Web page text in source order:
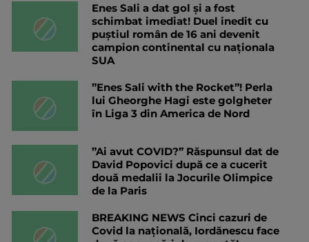
Enes Sali a dat gol și a fost
schimbat imediat! Duel inedit cu
puștiul român de 16 ani devenit
campion continental cu naționala
SUA
”Enes Sali with the Rocket”! Perla
lui Gheorghe Hagi este golgheter
în Liga 3 din America de Nord
”Ai avut COVID?” Răspunsul dat de
David Popovici după ce a cucerit
două medalii la Jocurile Olimpice
de la Paris
BREAKING NEWS Cinci cazuri de
Covid la națională, Iordănescu face